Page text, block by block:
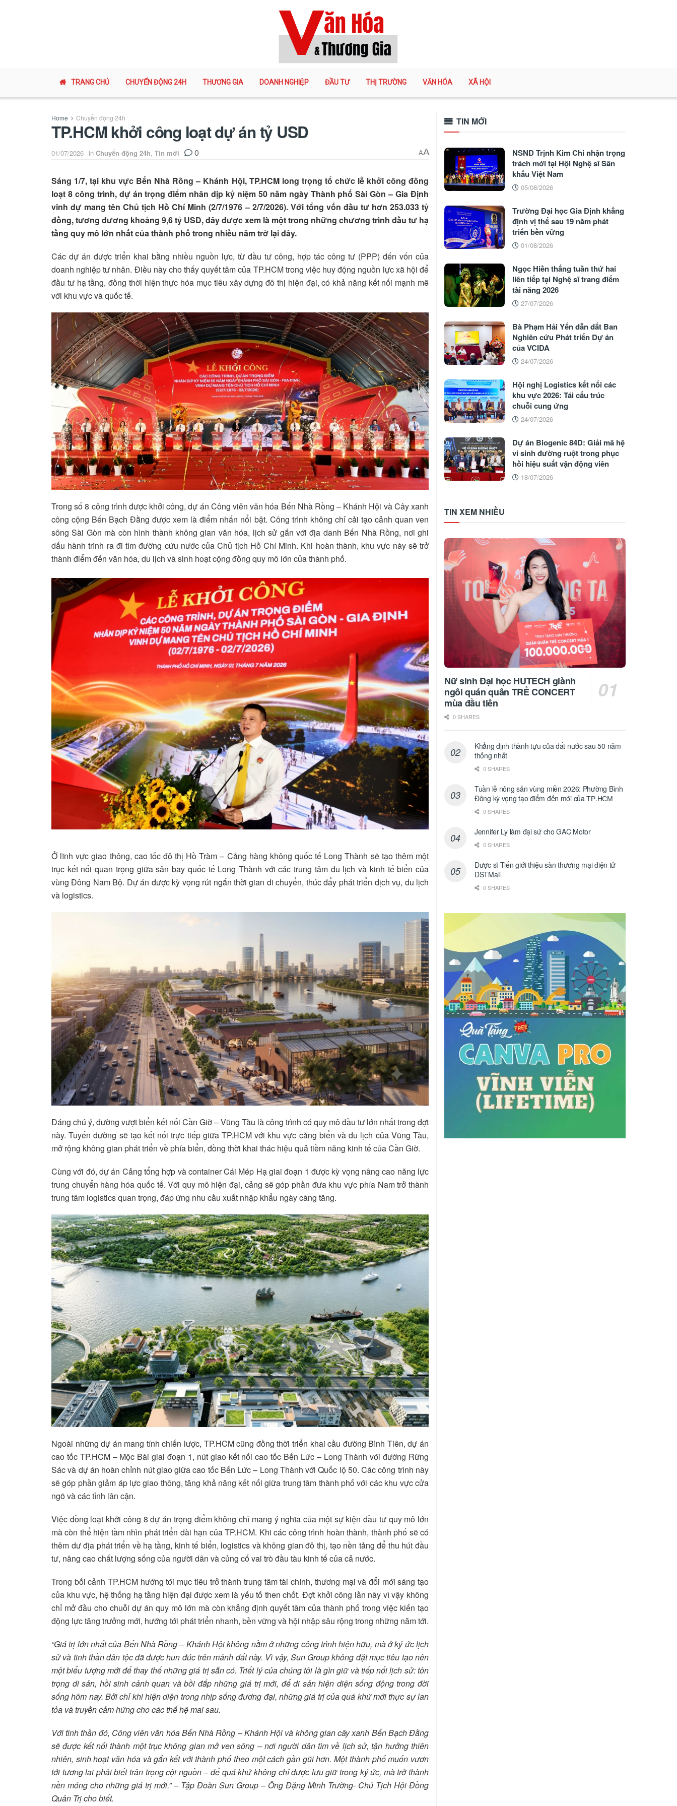
TRANG CHỦ CHUYỂN ĐỘNG 24H THƯƠNG GIA DOANH NGHIỆP ĐẦU TƯ THỊ TRƯỜNG VĂN HÓA XÃ HỘI
Home Chuyển động 24h
TP.HCM khởi công loạt dự án tỷ USD
01/07/2026 in Chuyển động 24h, Tin mới 0 AA
Sáng 1/7, tại khu vực Bến Nhà Rồng – Khánh Hội, TP.HCM long trọng tổ chức lễ khởi công đồng
loạt 8 công trình, dự án trọng điểm nhân dịp kỷ niệm 50 năm ngày Thành phố Sài Gòn – Gia Định
vinh dự mang tên Chủ tịch Hồ Chí Minh (2/7/1976 – 2/7/2026). Với tổng vốn đầu tư hơn 253.033 tỷ
đồng, tương đương khoảng 9,6 tỷ USD, đây được xem là một trong những chương trình đầu tư hạ
tầng quy mô lớn nhất của thành phố trong nhiều năm trở lại đây.
Các dự án được triển khai bằng nhiều nguồn lực, từ đầu tư công, hợp tác công tư (PPP) đến vốn của
doanh nghiệp tư nhân. Điều này cho thấy quyết tâm của TP.HCM trong việc huy động nguồn lực xã hội để
đầu tư hạ tầng, đồng thời hiện thực hóa mục tiêu xây dựng đô thị hiện đại, có khả năng kết nối mạnh mẽ
với khu vực và quốc tế.
Trong số 8 công trình được khởi công, dự án Công viên văn hóa Bến Nhà Rồng – Khánh Hội và Cây xanh
công cộng Bến Bạch Đằng được xem là điểm nhấn nổi bật. Công trình không chỉ cải tạo cảnh quan ven
sông Sài Gòn mà còn hình thành không gian văn hóa, lịch sử gắn với địa danh Bến Nhà Rồng, nơi ghi
dấu hành trình ra đi tìm đường cứu nước của Chủ tịch Hồ Chí Minh. Khi hoàn thành, khu vực này sẽ trở
thành điểm đến văn hóa, du lịch và sinh hoạt cộng đồng quy mô lớn của thành phố.
Ở lĩnh vực giao thông, cao tốc đô thị Hồ Tràm – Cảng hàng không quốc tế Long Thành sẽ tạo thêm một
trục kết nối quan trọng giữa sân bay quốc tế Long Thành với các trung tâm du lịch và kinh tế biển của
vùng Đông Nam Bộ. Dự án được kỳ vọng rút ngắn thời gian di chuyển, thúc đẩy phát triển dịch vụ, du lịch
và logistics.
Đáng chú ý, đường vượt biển kết nối Cần Giờ – Vũng Tàu là công trình có quy mô đầu tư lớn nhất trong đợt
này. Tuyến đường sẽ tạo kết nối trực tiếp giữa TP.HCM với khu vực cảng biển và du lịch của Vũng Tàu,
mở rộng không gian phát triển về phía biển, đồng thời khai thác hiệu quả tiềm năng kinh tế của Cần Giờ.
Cùng với đó, dự án Cảng tổng hợp và container Cái Mép Hạ giai đoạn 1 được kỳ vọng nâng cao năng lực
trung chuyển hàng hóa quốc tế. Với quy mô hiện đại, cảng sẽ góp phần đưa khu vực phía Nam trở thành
trung tâm logistics quan trọng, đáp ứng nhu cầu xuất nhập khẩu ngày càng tăng.
Ngoài những dự án mang tính chiến lược, TP.HCM cũng đồng thời triển khai cầu đường Bình Tiên, dự án
cao tốc TP.HCM – Mộc Bài giai đoạn 1, nút giao kết nối cao tốc Bến Lức – Long Thành với đường Rừng
Sác và dự án hoàn chỉnh nút giao giữa cao tốc Bến Lức – Long Thành với Quốc lộ 50. Các công trình này
sẽ góp phần giảm áp lực giao thông, tăng khả năng kết nối giữa trung tâm thành phố với các khu vực cửa
ngõ và các tỉnh lân cận.
Việc đồng loạt khởi công 8 dự án trọng điểm không chỉ mang ý nghĩa của một sự kiện đầu tư quy mô lớn
mà còn thể hiện tầm nhìn phát triển dài hạn của TP.HCM. Khi các công trình hoàn thành, thành phố sẽ có
thêm dư địa phát triển về hạ tầng, kinh tế biển, logistics và không gian đô thị, tạo nền tảng để thu hút đầu
tư, nâng cao chất lượng sống của người dân và củng cố vai trò đầu tàu kinh tế của cả nước.
Trong bối cảnh TP.HCM hướng tới mục tiêu trở thành trung tâm tài chính, thương mại và đổi mới sáng tạo
của khu vực, hệ thống hạ tầng hiện đại được xem là yếu tố then chốt. Đợt khởi công lần này vì vậy không
chỉ mở đầu cho chuỗi dự án quy mô lớn mà còn khẳng định quyết tâm của thành phố trong việc kiến tạo
động lực tăng trưởng mới, hướng tới phát triển nhanh, bền vững và hội nhập sâu rộng trong những năm tới.
“Giá trị lớn nhất của Bến Nhà Rồng – Khánh Hội không nằm ở những công trình hiện hữu, mà ở ký ức lịch
sử và tinh thần dân tộc đã được hun đúc trên mảnh đất này. Vì vậy, Sun Group không đặt mục tiêu tạo nên
một biểu tượng mới để thay thế những giá trị sẵn có. Triết lý của chúng tôi là gìn giữ và tiếp nối lịch sử: tôn
trọng di sản, hồi sinh cảnh quan và bồi đắp những giá trị mới, để di sản hiện diện sống động trong đời
sống hôm nay. Bởi chỉ khi hiện diện trong nhịp sống đương đại, những giá trị của quá khứ mới thực sự lan
tỏa và truyền cảm hứng cho các thế hệ mai sau.
Với tinh thần đó, Công viên văn hóa Bến Nhà Rồng – Khánh Hội và không gian cây xanh Bến Bạch Đằng
sẽ được kết nối thành một trục không gian mở ven sông – nơi người dân tìm về lịch sử, tận hưởng thiên
nhiên, sinh hoạt văn hóa và gắn kết với thành phố theo một cách gần gũi hơn. Một thành phố muốn vươn
tới tương lai phải biết trân trọng cội nguồn – để quá khứ không chỉ được lưu giữ trong ký ức, mà trở thành
nền móng cho những giá trị mới.” – Tập Đoàn Sun Group – Ông Đặng Minh Trường- Chủ Tịch Hội Đồng
Quản Trị cho biết.
TIN MỚI
NSND Trịnh Kim Chi nhận trọng
trách mới tại Hội Nghệ sĩ Sân
khấu Việt Nam
05/08/2026
Trường Đại học Gia Định khẳng
định vị thế sau 19 năm phát
triển bền vững
01/08/2026
Ngọc Hiền thắng tuần thứ hai
liên tiếp tại Nghệ sĩ trang điểm
tài năng 2026
27/07/2026
Bà Phạm Hải Yến dẫn dắt Ban
Nghiên cứu Phát triển Dự án
của VCIDA
24/07/2026
Hội nghị Logistics kết nối các
khu vực 2026: Tái cấu trúc
chuỗi cung ứng
24/07/2026
Dự án Biogenic 84D: Giải mã hệ
vi sinh đường ruột trong phục
hồi hiệu suất vận động viên
18/07/2026
TIN XEM NHIỀU
Nữ sinh Đại học HUTECH giành
ngôi quán quân TRẺ CONCERT
mùa đầu tiên
0 SHARES
Khẳng định thành tựu của đất nước sau 50 năm
thống nhất
0 SHARES
Tuần lễ nông sản vùng miền 2026: Phường Bình
Đông kỳ vọng tạo điểm đến mới của ТР.НСМ
0 SHARES
Jennifer Ly làm đại sứ cho GAC Motor
0 SHARES
Dược sĩ Tiến giới thiệu sàn thương mại điện tử
DSTMall
0 SHARES